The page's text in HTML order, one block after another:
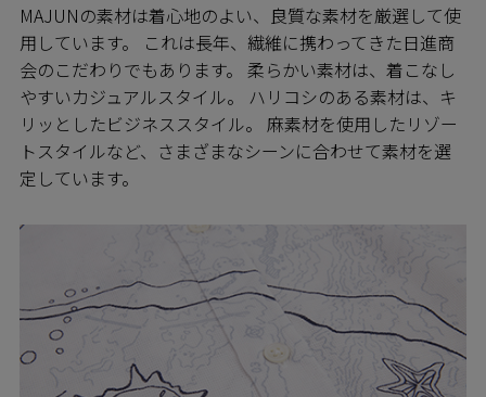
MAJUNの素材は着心地のよい、良質な素材を厳選して使
用しています。 これは長年、繊維に携わってきた日進商
会のこだわりでもあります。 柔らかい素材は、着こなし
やすいカジュアルスタイル。 ハリコシのある素材は、キ
リッとしたビジネススタイル。 麻素材を使用したリゾー
トスタイルなど、さまざまなシーンに合わせて素材を選
定しています。